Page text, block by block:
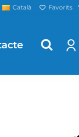
Català Favorits